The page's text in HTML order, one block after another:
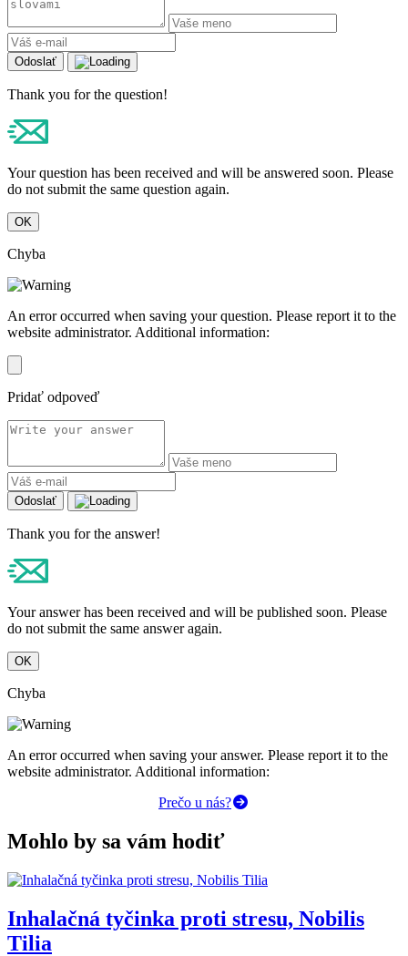
Odoslať
Thank you for the question!
Your question has been received and will be answered soon. Please
do not submit the same question again.
OK
Chyba
An error occurred when saving your question. Please report it to the
website administrator. Additional information:
Pridať odpoveď
Odoslať
Thank you for the answer!
Your answer has been received and will be published soon. Please
do not submit the same answer again.
OK
Chyba
An error occurred when saving your answer. Please report it to the
website administrator. Additional information:
Prečo u nás?
Mohlo by sa vám hodiť
Inhalačná tyčinka proti stresu, Nobilis
Tilia